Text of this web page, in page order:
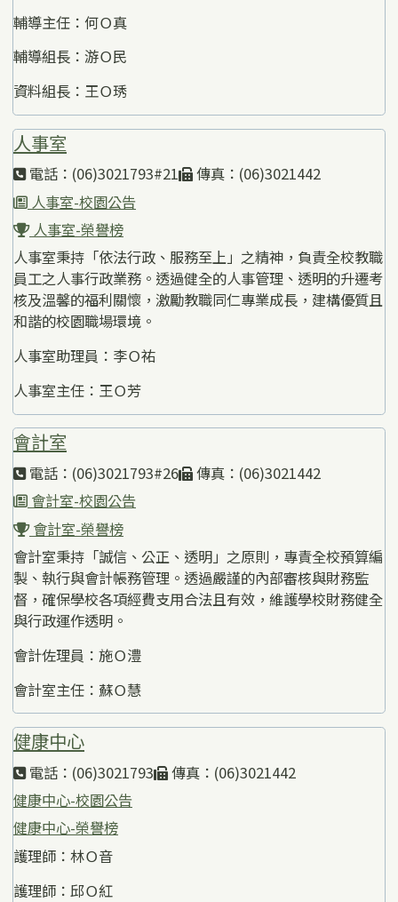
輔導主任：何Ｏ真
輔導組長：游Ｏ民
資料組長：王Ｏ琇
人事室
電話：(06)3021793#21
傳真：(06)3021442
人事室-校園公告
人事室-榮譽榜
人事室秉持「依法行政、服務至上」之精神，負責全校教職
員工之人事行政業務。透過健全的人事管理、透明的升遷考
核及溫馨的福利關懷，激勵教職同仁專業成長，建構優質且
和諧的校園職場環境。
人事室助理員：李Ｏ祐
人事室主任：王Ｏ芳
會計室
電話：(06)3021793#26
傳真：(06)3021442
會計室-校園公告
會計室-榮譽榜
會計室秉持「誠信、公正、透明」之原則，專責全校預算編
製、執行與會計帳務管理。透過嚴謹的內部審核與財務監
督，確保學校各項經費支用合法且有效，維護學校財務健全
與行政運作透明。
會計佐理員：施Ｏ澧
會計室主任：蘇Ｏ慧
健康中心
電話：(06)3021793
傳真：(06)3021442
健康中心-校園公告
健康中心-榮譽榜
護理師：林Ｏ音
護理師：邱Ｏ紅